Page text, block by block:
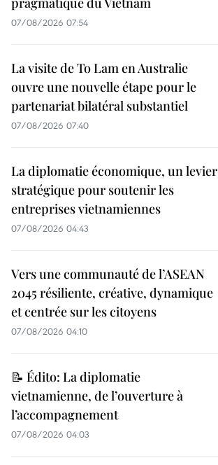
07/08/2026 07:54
La visite de To Lam en Australie
ouvre une nouvelle étape pour le
partenariat bilatéral substantiel
07/08/2026 07:40
La diplomatie économique, un levier
stratégique pour soutenir les
entreprises vietnamiennes
07/08/2026 04:43
Vers une communauté de l’ASEAN
2045 résiliente, créative, dynamique
et centrée sur les citoyens
07/08/2026 04:10
📝 Édito: La diplomatie
vietnamienne, de l’ouverture à
l’accompagnement
07/08/2026 04:03